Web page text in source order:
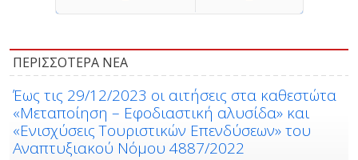
ΠΕΡΙΣΣΟΤΕΡΑ ΝΕΑ
Έως τις 29/12/2023 οι αιτήσεις στα καθεστώτα
«Μεταποίηση – Εφοδιαστική αλυσίδα» και
«Ενισχύσεις Τουριστικών Επενδύσεων» του
Αναπτυξιακού Νόμου 4887/2022